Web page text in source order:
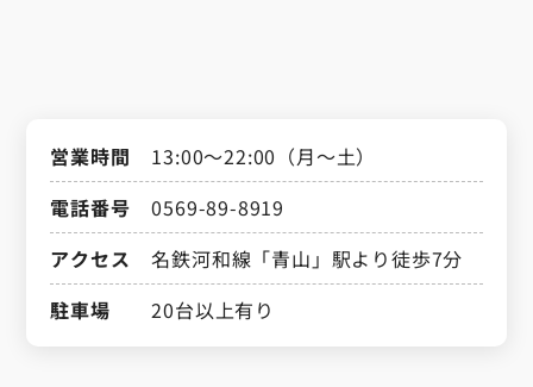
営業時間
13:00～22:00（月～土）
電話番号
0569-89-8919
アクセス
名鉄河和線「青山」駅より徒歩7分
駐車場
20台以上有り